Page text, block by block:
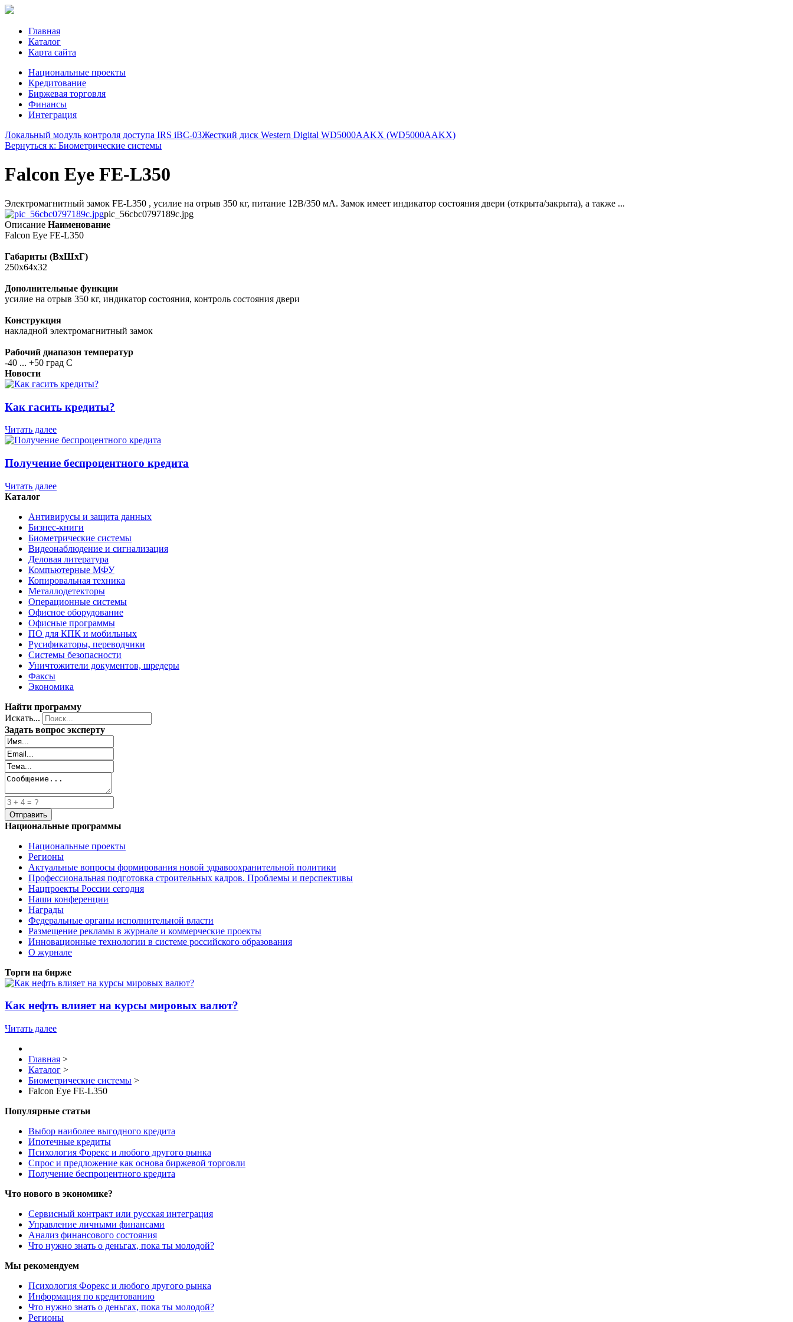
Главная
Каталог
Карта сайта
Национальные проекты
Кредитование
Биржевая торговля
Финансы
Интеграция
Локальный модуль контроля доступа IRS iBC-03Жесткий диск Western Digital WD5000AAKX (WD5000AAKX)
Вернуться к: Биометрические системы
Falcon Eye FE-L350
Электромагнитный замок FE-L350 , усилие на отрыв 350 кг, питание 12В/350 мА. Замок имеет индикатор состояния двери (открыта/закрыта), а также ...
pic_56cbc0797189c.jpg
Описание Наименование
Falcon Eye FE-L350
Габариты (ВхШхГ)
250х64х32
Дополнительные функции
усилие на отрыв 350 кг, индикатор состояния, контроль состояния двери
Конструкция
накладной электромагнитный замок
Рабочий диапазон температур
-40 ... +50 град С
Новости
Как гасить кредиты?
Читать далее
Получение беспроцентного кредита
Читать далее
Каталог
Антивирусы и защита данных
Бизнес-книги
Биометрические системы
Видеонаблюдение и сигнализация
Деловая литература
Компьютерные МФУ
Копировальная техника
Металлодетекторы
Операционные системы
Офисное оборудование
Офисные программы
ПО для КПК и мобильных
Русификаторы, переводчики
Системы безопасности
Уничтожители документов, шредеры
Факсы
Экономика
Найти программу
Искать...
Задать вопрос эксперту
Национальные программы
Национальные проекты
Регионы
Актуальные вопросы формирования новой здравоохранительной политики
Профессиональная подготовка строительных кадров. Проблемы и перспективы
Нацпроекты России сегодня
Наши конференции
Награды
Федеральные органы исполнительной власти
Размещение рекламы в журнале и коммерческие проекты
Инновационные технологии в системе российского образования
О журнале
Торги на бирже
Как нефть влияет на курсы мировых валют?
Читать далее
Главная >
Каталог >
Биометрические системы >
Falcon Eye FE-L350
Популярные статьи
Выбор наиболее выгодного кредита
Ипотечные кредиты
Психология Форекс и любого другого рынка
Спрос и предложение как основа биржевой торговли
Получение беспроцентного кредита
Что нового в экономике?
Сервисный контракт или русская интеграция
Управление личными финансами
Анализ финансового состояния
Что нужно знать о деньгах, пока ты молодой?
Мы рекомендуем
Психология Форекс и любого другого рынка
Информация по кредитованию
Что нужно знать о деньгах, пока ты молодой?
Регионы